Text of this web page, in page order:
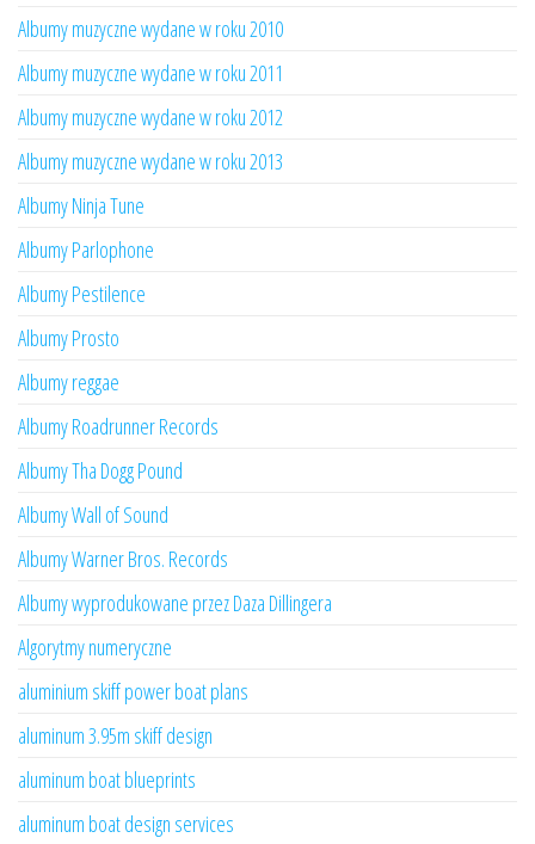
Albumy muzyczne wydane w roku 2010
Albumy muzyczne wydane w roku 2011
Albumy muzyczne wydane w roku 2012
Albumy muzyczne wydane w roku 2013
Albumy Ninja Tune
Albumy Parlophone
Albumy Pestilence
Albumy Prosto
Albumy reggae
Albumy Roadrunner Records
Albumy Tha Dogg Pound
Albumy Wall of Sound
Albumy Warner Bros. Records
Albumy wyprodukowane przez Daza Dillingera
Algorytmy numeryczne
aluminium skiff power boat plans
aluminum 3.95m skiff design
aluminum boat blueprints
aluminum boat design services